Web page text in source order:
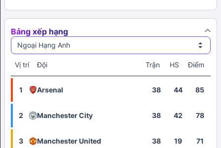
Bảng xếp hạng
Ngoại Hạng Anh
Vị trí Đội Trận HS Điểm
1 Arsenal 38 44 85
2 Manchester City 38 42 78
3 Manchester United 38 19 71